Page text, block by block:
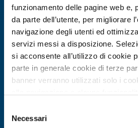
funzionamento delle pagine web e,
da parte dell’utente, per migliorare
navigazione degli utenti ed
servizi messi a disposizione.
si acconsente all’utilizzo di cookie
parte in generale cookie di terze
banner verranno utilizzati solo i
Per conoscere i dettagli, consulta
delNecessari